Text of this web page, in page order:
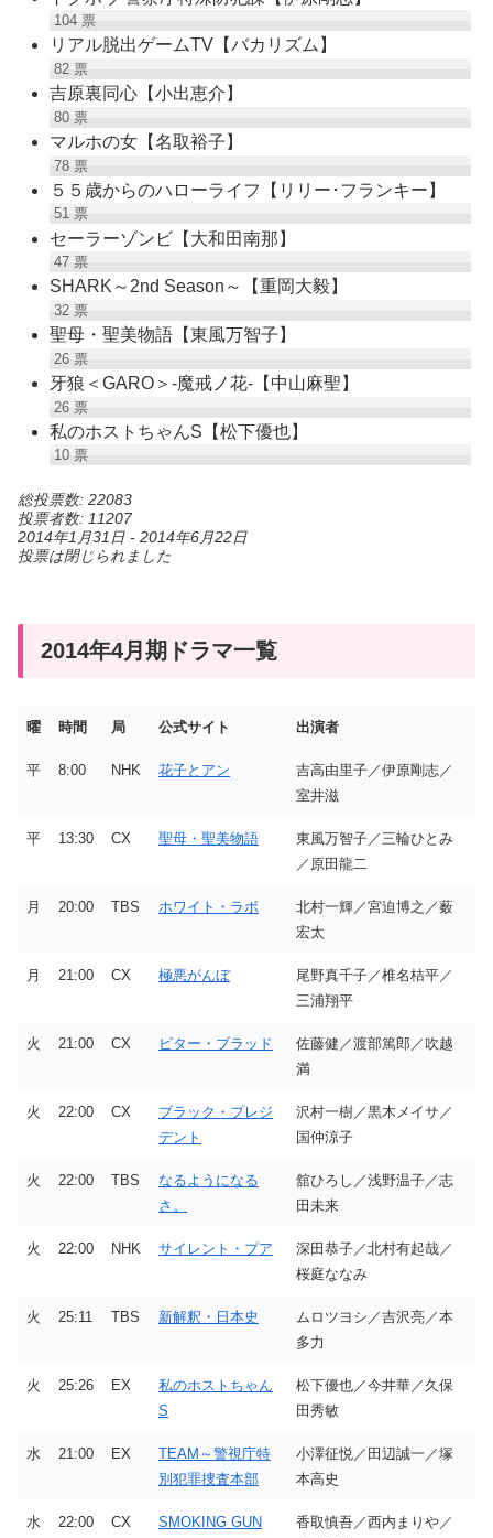
104票
リアル脱出ゲームTV【バカリズム】
82票
吉原裏同心【小出恵介】
80票
マルホの女【名取裕子】
78票
５５歳からのハローライフ【リリー･フランキー】
51票
セーラーゾンビ【大和田南那】
47票
SHARK～2nd Season～【重岡大毅】
32票
聖母・聖美物語【東風万智子】
26票
牙狼＜GARO＞-魔戒ノ花-【中山麻聖】
26票
私のホストちゃんS【松下優也】
10票
総投票数: 22083
投票者数: 11207
2014年1月31日 - 2014年6月22日
投票は閉じられました
2014年4月期ドラマ一覧
曜 時間 局 公式サイト 出演者
平 8:00 NHK 花子とアン
吉高由里子／伊原剛志／
室井滋
平 13:30 CX 聖母・聖美物語
東風万智子／三輪ひとみ
／原田龍二
月 20:00 TBS ホワイト・ラボ
北村一輝／宮迫博之／薮
宏太
月 21:00 CX 極悪がんぼ
尾野真千子／椎名桔平／
三浦翔平
火 21:00 CX ビター・ブラッド
佐藤健／渡部篤郎／吹越
満
火 22:00 CX
ブラック・プレジ
デント
沢村一樹／黒木メイサ／
国仲涼子
火 22:00 TBS
なるようになる
さ。
舘ひろし／浅野温子／志
田未来
火 22:00 NHK サイレント・プア
深田恭子／北村有起哉／
桜庭ななみ
火 25:11 TBS 新解釈・日本史
ムロツヨシ／吉沢亮／本
多力
火 25:26 EX
私のホストちゃん
S
松下優也／今井華／久保
田秀敏
水 21:00 EX
TEAM～警視庁特
別犯罪捜査本部
小澤征悦／田辺誠一／塚
本高史
水 22:00 CX SMOKING GUN
香取慎吾／西内まりや／